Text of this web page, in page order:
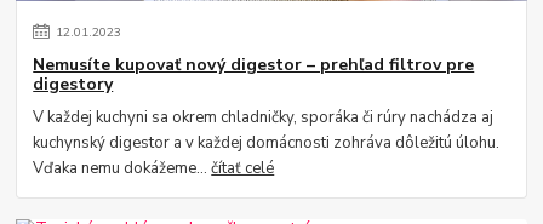
12.01.2023
Nemusíte kupovať nový digestor – prehľad filtrov pre
digestory
V každej kuchyni sa okrem chladničky, sporáka či rúry nachádza aj
kuchynský digestor a v každej domácnosti zohráva dôležitú úlohu.
Vďaka nemu dokážeme...čítať celé